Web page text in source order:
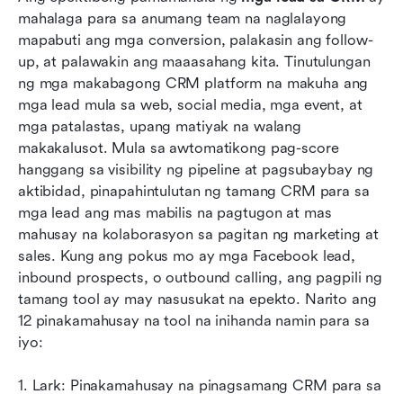
mahalaga para sa anumang team na naglalayong
mapabuti ang mga conversion, palakasin ang follow-
up, at palawakin ang maaasahang kita. Tinutulungan
ng mga makabagong CRM platform na makuha ang
mga lead mula sa web, social media, mga event, at
mga patalastas, upang matiyak na walang
makakalusot. Mula sa awtomatikong pag-score
hanggang sa visibility ng pipeline at pagsubaybay ng
aktibidad, pinapahintulutan ng tamang CRM para sa
mga lead ang mas mabilis na pagtugon at mas
mahusay na kolaborasyon sa pagitan ng marketing at
sales. Kung ang pokus mo ay mga Facebook lead,
inbound prospects, o outbound calling, ang pagpili ng
tamang tool ay may nasusukat na epekto. Narito ang
12 pinakamahusay na tool na inihanda namin para sa
iyo:
1. Lark: Pinakamahusay na pinagsamang CRM para sa
Mahahalagang tampok para sa pamamahala ng
mga lead sa CRM
12 pinakamahusay na CRM tools para mahusay
na pamahalaan ang mga lead
Paano pumili ng tamang CRM leads platform
Konklusyon
Mga Madalas Itanong
Kaugnay na pagbasa